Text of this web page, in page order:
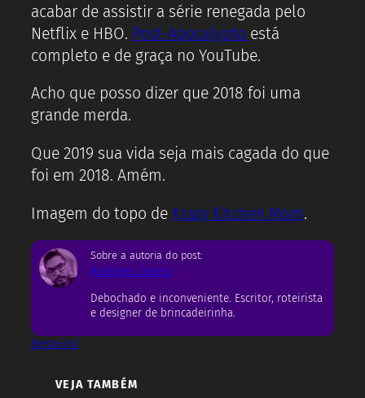
acabar de assistir a série renegada pelo
Netflix e HBO. Post-Apocalypto está
completo e de graça no YouTube.
Acho que posso dizer que 2018 foi uma
grande merda.
Que 2019 sua vida seja mais cagada do que
foi em 2018. Amém.
Imagem do topo de Krazy Kitchen Mom.
Sobre a autoria do post:
Rodrigo Castro
Debochado e inconveniente. Escritor, roteirista
e designer de brincadeirinha.
Besteirol
VEJA TAMBÉM